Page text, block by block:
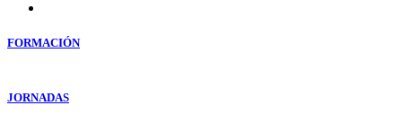
FORMACIÓN
JORNADAS